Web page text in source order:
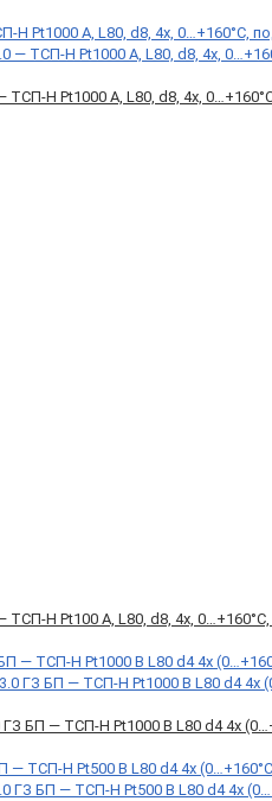
ТСП-Н Pt1000 A, L80, d8, 4х,
ТСП-Н Pt100 A, L80, d8, 4х,
ГЗ БП — ТСП-Н Pt1000 B L80 d4 4x